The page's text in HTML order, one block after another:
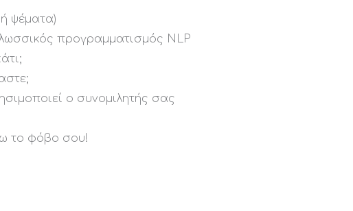
ψέματα)
προγραμματισμός NLP
ο συνομιλητής σας
το φόβο σου!